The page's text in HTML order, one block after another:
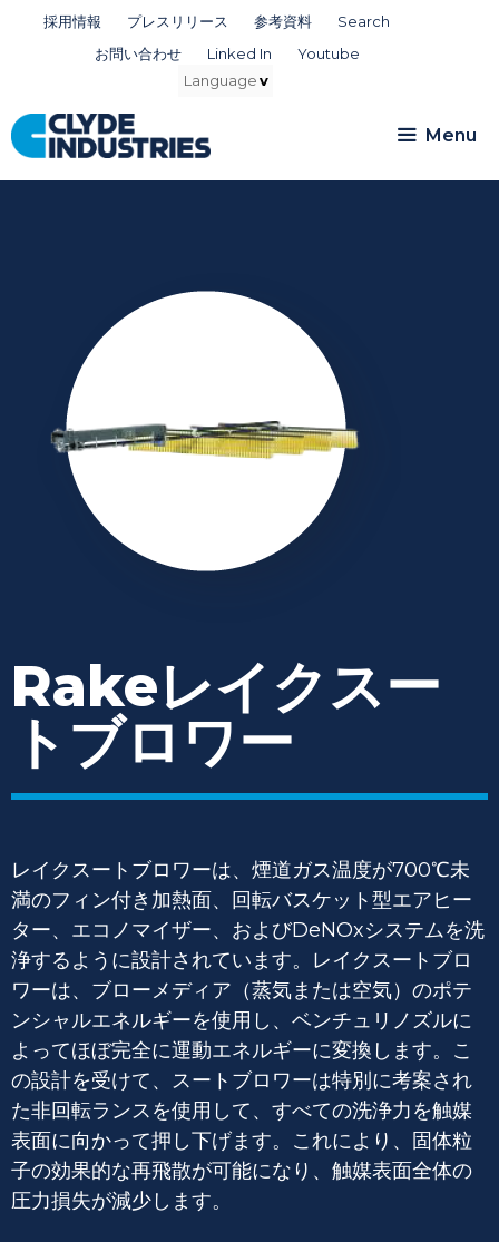
ツ
採用情報 プレスリリース 参考資料
Search
お問い合わせ
Linked In Youtube
Menu
Rakeレイクスー
トブロワー
レイクスートブロワーは、煙道ガス温度が700℃未
満のフィン付き加熱面、回転バスケット型エアヒー
ター、エコノマイザー、およびDeNOxシステムを洗
浄するように設計されています。レイクスートブロ
ワーは、ブローメディア（蒸気または空気）のポテ
ンシャルエネルギーを使用し、ベンチュリノズルに
よってほぼ完全に運動エネルギーに変換します。こ
の設計を受けて、スートブロワーは特別に考案され
た非回転ランスを使用して、すべての洗浄力を触媒
表面に向かって押し下げます。これにより、固体粒
子の効果的な再飛散が可能になり、触媒表面全体の
圧力損失が減少します。